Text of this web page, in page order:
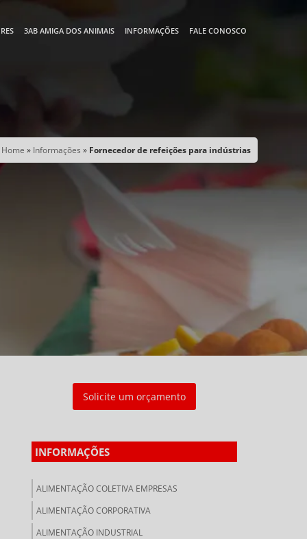
3AB AMIGA DOS ANIMAIS INFORMAÇÕES FALE CONOSCO
Home » Informações » Fornecedor de refeições para indústrias
Solicite um orçamento
INFORMAÇÕES
ALIMENTAÇÃO COLETIVA EMPRESAS
ALIMENTAÇÃO CORPORATIVA
ALIMENTAÇÃO INDUSTRIAL